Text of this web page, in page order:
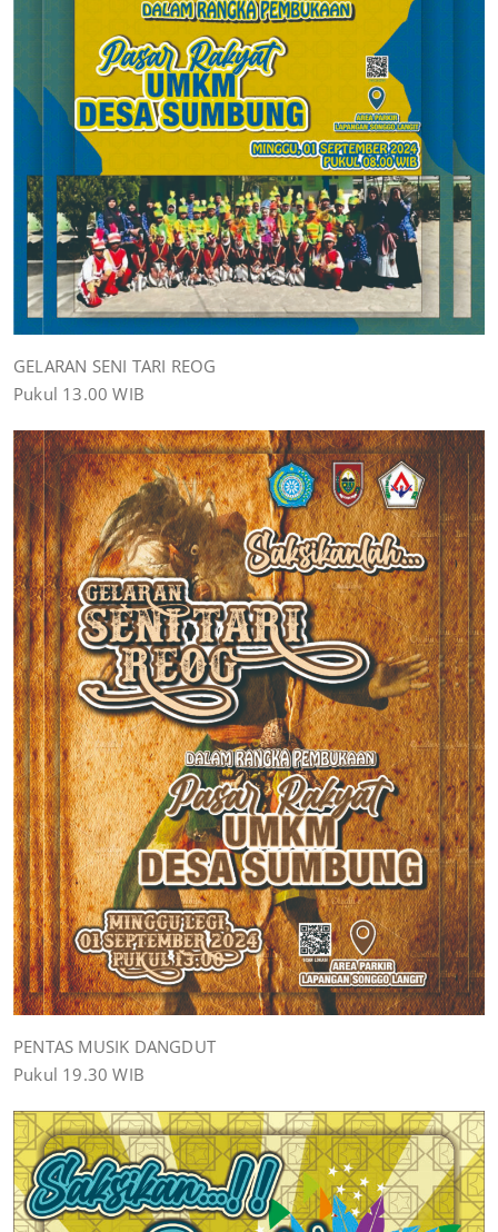
GELARAN SENI TARI REOG
Pukul 13.00 WIB
PENTAS MUSIK DANGDUT
Pukul 19.30 WIB